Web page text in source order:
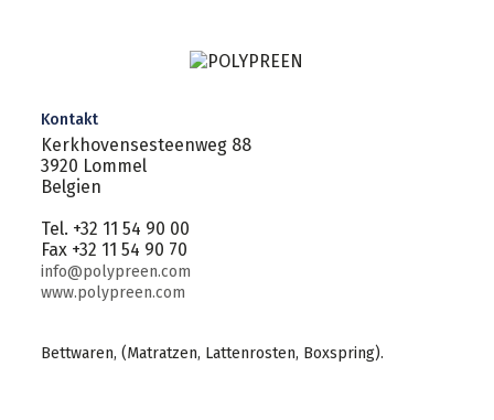
Kontakt
Kerkhovensesteenweg 88
3920 Lommel
Belgien
Tel. +32 11 54 90 00
Fax +32 11 54 90 70
info@polypreen.com
www.polypreen.com
Bettwaren, (Matratzen, Lattenrosten, Boxspring).